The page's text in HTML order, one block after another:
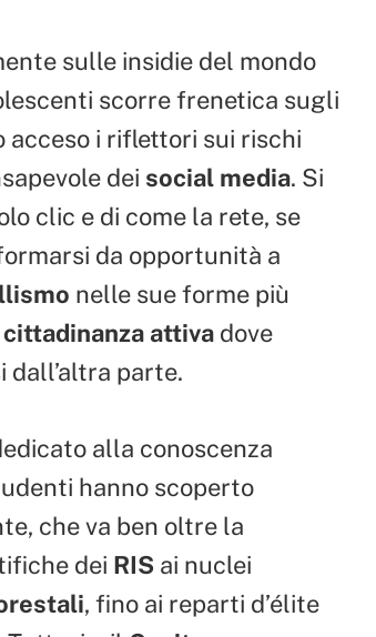
sulle insidie del mondo
scorre frenetica sugli
i riflettori sui rischi
dei social media. Si
clic e di come la rete, se
da opportunità a
nelle sue forme più
cittadinanza attiva dove
dall’altra parte.
alla conoscenza
hanno scoperto
che va ben oltre la
dei RIS ai nuclei
, fino ai reparti d’élite